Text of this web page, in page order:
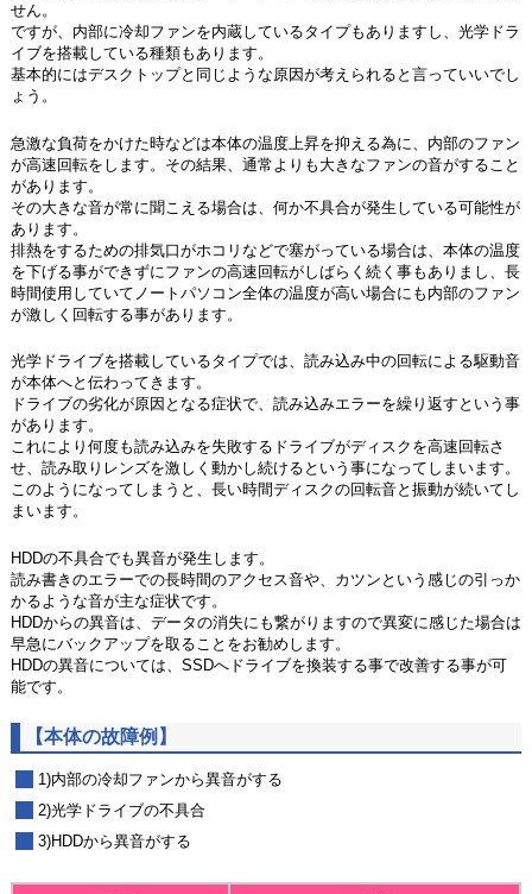
せん。
ですが、内部に冷却ファンを内蔵しているタイプもありますし、光学ドラ
イブを搭載している種類もあります。
基本的にはデスクトップと同じような原因が考えられると言っていいでし
ょう。
急激な負荷をかけた時などは本体の温度上昇を抑える為に、内部のファン
が高速回転をします。その結果、通常よりも大きなファンの音がすること
があります。
その大きな音が常に聞こえる場合は、何か不具合が発生している可能性が
あります。
排熱をするための排気口がホコリなどで塞がっている場合は、本体の温度
を下げる事ができずにファンの高速回転がしばらく続く事もありまし、長
時間使用していてノートパソコン全体の温度が高い場合にも内部のファン
が激しく回転する事があります。
光学ドライブを搭載しているタイプでは、読み込み中の回転による駆動音
が本体へと伝わってきます。
ドライブの劣化が原因となる症状で、読み込みエラーを繰り返すという事
があります。
これにより何度も読み込みを失敗するドライブがディスクを高速回転さ
せ、読み取りレンズを激しく動かし続けるという事になってしまいます。
このようになってしまうと、長い時間ディスクの回転音と振動が続いてし
まいます。
HDDの不具合でも異音が発生します。
読み書きのエラーでの長時間のアクセス音や、カツンという感じの引っか
かるような音が主な症状です。
HDDからの異音は、データの消失にも繋がりますので異変に感じた場合は
早急にバックアップを取ることをお勧めします。
HDDの異音については、SSDへドライブを換装する事で改善する事が可
能です。
【本体の故障例】
1)内部の冷却ファンから異音がする
2)光学ドライブの不具合
3)HDDから異音がする